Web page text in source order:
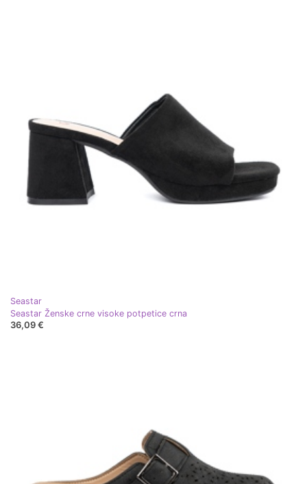
Seastar
Seastar Ženske crne visoke potpetice crna
36,09 €